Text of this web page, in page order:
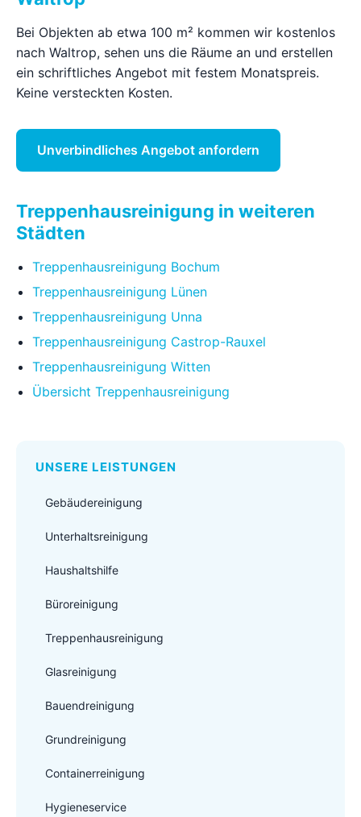
Bei Objekten ab etwa 100 m² kommen wir kostenlos
nach Waltrop, sehen uns die Räume an und erstellen
ein schriftliches Angebot mit festem Monatspreis.
Keine versteckten Kosten.
Unverbindliches Angebot anfordern
Treppenhausreinigung in weiteren
Städten
Treppenhausreinigung Bochum
Treppenhausreinigung Lünen
Treppenhausreinigung Unna
Treppenhausreinigung Castrop-Rauxel
Treppenhausreinigung Witten
Übersicht Treppenhausreinigung
UNSERE LEISTUNGEN
Gebäudereinigung
Unterhaltsreinigung
Haushaltshilfe
Büroreinigung
Treppenhausreinigung
Glasreinigung
Bauendreinigung
Grundreinigung
Containerreinigung
Hygieneservice